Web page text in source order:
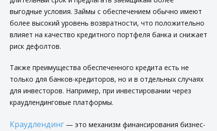
выгодные условия. Займы с обеспечением обычно имеют
более высокий уровень возвратности, что положительно
влияет на качество кредитного портфеля банка и снижает
риск дефолтов.
Также преимущества обеспеченного кредита есть не
только для банков-кредиторов, но и в отдельных случаях
для инвесторов. Например, при инвестировании через
краудлендинговые платформы.
Краудлендинг — это механизм финансирования бизнес-